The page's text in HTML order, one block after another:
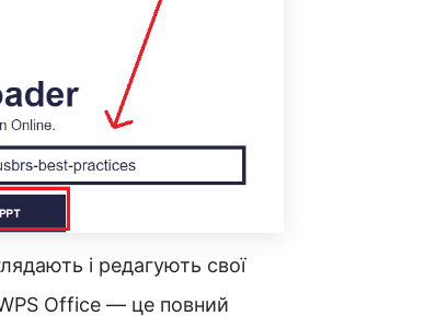
і редагують свої
Office — це повний